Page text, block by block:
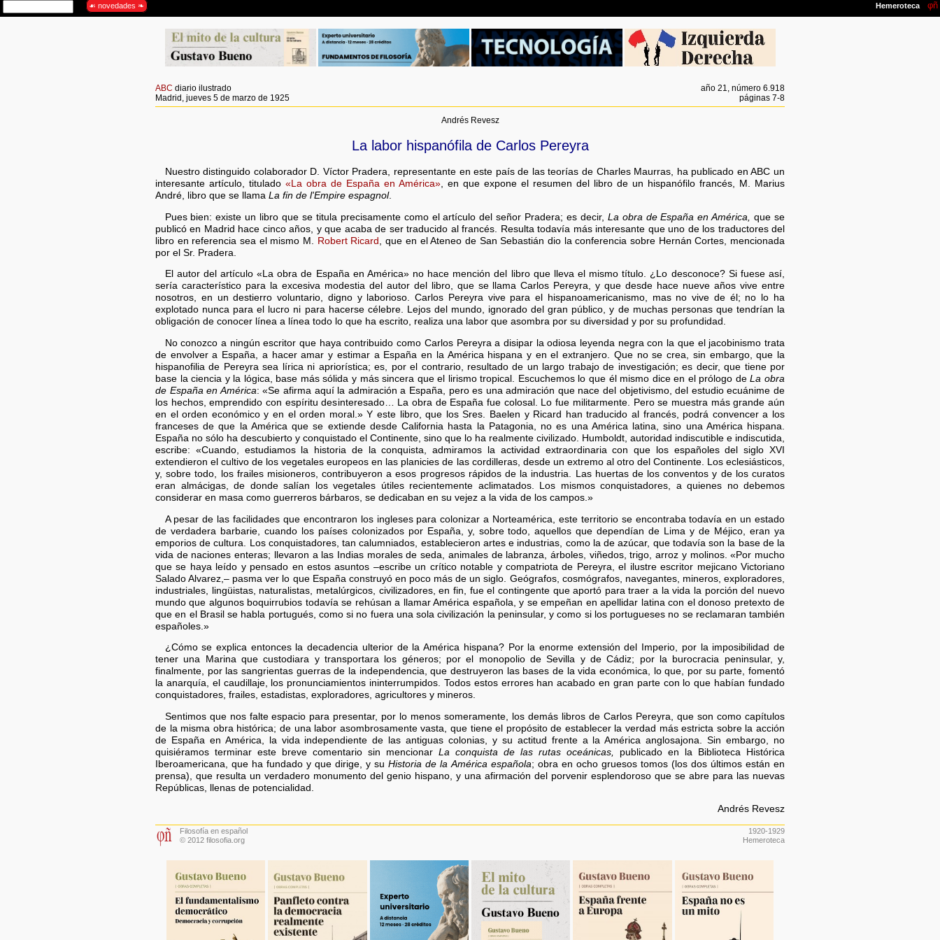
ABC diario ilustrado
Madrid, jueves 5 de marzo de 1925
año 21, número 6.918
páginas 7-8
Andrés Revesz
La labor hispanófila de Carlos Pereyra
Nuestro distinguido colaborador D. Víctor Pradera, representante en este país de las teorías de Charles Maurras, ha publicado en ABC un
interesante artículo, titulado «La obra de España en América», en que expone el resumen del libro de un hispanófilo francés, M. Marius
André, libro que se llama La fin de l'Empire espagnol.
Pues bien: existe un libro que se titula precisamente como el artículo del señor Pradera; es decir, La obra de España en América,
que se
publicó en Madrid hace cinco años, y que acaba de ser traducido al francés. Resulta todavía más interesante que uno de los traductores del
libro en referencia sea el mismo M.
Robert Ricard
, que en el Ateneo de San Sebastián dio la conferencia sobre Hernán Cortes, mencionada
por el Sr. Pradera.
El autor del artículo «La obra de España en América» no hace mención del libro que lleva el mismo título. ¿Lo desconoce? Si fuese así,
sería característico para la excesiva modestia del autor del libro, que se llama Carlos Pereyra, y que desde hace nueve años vive entre
nosotros, en un destierro voluntario, digno y laborioso. Carlos Pereyra vive para el hispanoamericanismo, mas no vive de él; no lo ha
explotado nunca para el lucro ni para hacerse célebre. Lejos del mundo, ignorado del gran público, y de muchas personas que tendrían la
obligación de conocer línea a línea todo lo que ha escrito, realiza una labor que asombra por su diversidad y por su profundidad.
No conozco a ningún escritor que haya contribuido como Carlos Pereyra a disipar la odiosa leyenda negra con la que el jacobinismo trata
de envolver a España, a hacer amar y estimar a España en la América hispana y en el extranjero. Que no se crea, sin embargo, que la
hispanofilia de Pereyra sea lírica ni apriorística; es, por el contrario, resultado de un largo trabajo de investigación; es decir, que tiene por
base la ciencia y la lógica, base más sólida y más sincera que el lirismo tropical. Escuchemos lo que él mismo dice en el prólogo deLa obra
de España en América: «Se afirma aquí la admiración a España, pero es una admiración que nace del objetivismo, del estudio ecuánime de
los hechos, emprendido con espíritu desinteresado… La obra de España fue colosal. Lo fue militarmente. Pero se muestra más grande aún
en el orden económico y en el orden moral.» Y este libro, que los Sres. Baelen y Ricard han traducido al francés, podrá convencer a los
franceses de que la América que se extiende desde California hasta la Patagonia, no es una América latina, sino una América hispana.
España no sólo ha descubierto y conquistado el Continente, sino que lo ha realmente civilizado. Humboldt, autoridad indiscutible e indiscutida,
escribe: «Cuando, estudiamos la historia de la conquista, admiramos la actividad extraordinaria con que los españoles del siglo XVI
extendieron el cultivo de los vegetales europeos en las planicies de las cordilleras, desde un extremo al otro del Continente. Los eclesiásticos,
y, sobre todo, los frailes misioneros, contribuyeron a esos progresos rápidos de la industria. Las huertas de los conventos y de los curatos
eran almácigas, de donde salían los vegetales útiles recientemente aclimatados. Los mismos conquistadores, a quienes no debemos
considerar en masa como guerreros bárbaros, se dedicaban en su vejez a la vida de los campos.»
A pesar de las facilidades que encontraron los ingleses para colonizar a Norteamérica, este territorio se encontraba todavía en un estado
de verdadera barbarie, cuando los países colonizados por España, y, sobre todo, aquellos que dependían de Lima y de Méjico, eran ya
emporios de cultura. Los conquistadores, tan calumniados, establecieron artes e industrias, como la de azúcar, que todavía son la base de la
vida de naciones enteras; llevaron a las Indias morales de seda, animales de labranza, árboles, viñedos, trigo, arroz y molinos. «Por mucho
que se haya leído y pensado en estos asuntos –escribe un crítico notable y compatriota de Pereyra, el ilustre escritor mejicano Victoriano
Salado Alvarez,– pasma ver lo que España construyó en poco más de un siglo. Geógrafos, cosmógrafos, navegantes, mineros, exploradores,
industriales, lingüistas, naturalistas, metalúrgicos, civilizadores, en fin, fue el contingente que aportó para traer a la vida la porción del nuevo
mundo que algunos boquirrubios todavía se rehúsan a llamar América española, y se empeñan en apellidar latina con el donoso pretexto de
que en el Brasil se habla portugués, como si no fuera una sola civilización la peninsular, y como si los portugueses no se reclamaran también
españoles.»
¿Cómo se explica entonces la decadencia ulterior de la América hispana? Por la enorme extensión del Imperio, por la imposibilidad de
tener una Marina que custodiara y transportara los géneros; por el monopolio de Sevilla y de Cádiz; por la burocracia peninsular, y,
finalmente, por las sangrientas guerras de la independencia, que destruyeron las bases de la vida económica, lo que, por su parte, fomentó
la anarquía, el caudillaje, los pronunciamientos ininterrumpidos. Todos estos errores han acabado en gran parte con lo que habían fundado
conquistadores, frailes, estadistas, exploradores, agricultores y mineros.
Sentimos que nos falte espacio para presentar, por lo menos someramente, los demás libros de Carlos Pereyra, que son como capítulos
de la misma obra histórica; de una labor asombrosamente vasta, que tiene el propósito de establecer la verdad más estricta sobre la acción
de España en América, la vida independiente de las antiguas colonias, y su actitud frente a la América anglosajona. Sin embargo, no
quisiéramos terminar este breve comentario sin mencionar La conquista de las rutas oceánicas,
publicado en la Biblioteca Histórica
Iberoamericana, que ha fundado y que dirige, y suHistoria de la América española; obra en ocho gruesos tomos (los dos últimos están en
prensa), que resulta un verdadero monumento del genio hispano, y una afirmación del porvenir esplendoroso que se abre para las nuevas
Repúblicas, llenas de potencialidad.
Andrés Revesz
Filosofía en español
© 2012 filosofia.org
1920-1929
Hemeroteca